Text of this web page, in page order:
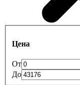
Цена
От
До